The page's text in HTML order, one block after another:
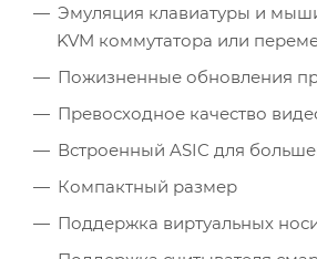
Эмуляция клавиатуры и
KVM коммутатора или
Пожизненные обновления
Превосходное качество
Встроенный ASIC для
Компактный размер
Поддержка виртуальных